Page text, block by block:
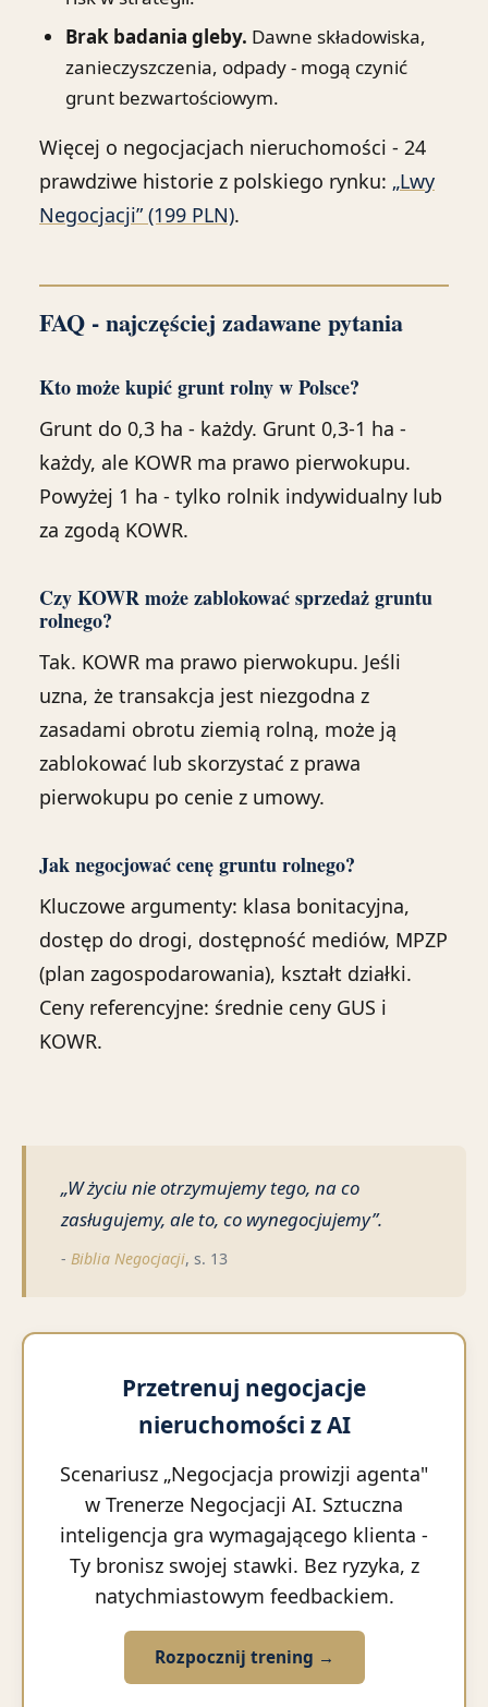
Brak badania gleby. Dawne składowiska,
zanieczyszczenia, odpady - mogą czynić
grunt bezwartościowym.
Więcej o negocjacjach nieruchomości - 24
prawdziwe historie z polskiego rynku: „Lwy
Negocjacji” (199 PLN).
FAQ - najczęściej zadawane pytania
Kto może kupić grunt rolny w Polsce?
Grunt do 0,3 ha - każdy. Grunt 0,3-1 ha -
każdy, ale KOWR ma prawo pierwokupu.
Powyżej 1 ha - tylko rolnik indywidualny lub
za zgodą KOWR.
Czy KOWR może zablokować sprzedaż gruntu
rolnego?
Tak. KOWR ma prawo pierwokupu. Jeśli
uzna, że transakcja jest niezgodna z
zasadami obrotu ziemią rolną, może ją
zablokować lub skorzystać z prawa
pierwokupu po cenie z umowy.
Jak negocjować cenę gruntu rolnego?
Kluczowe argumenty: klasa bonitacyjna,
dostęp do drogi, dostępność mediów, MPZP
(plan zagospodarowania), kształt działki.
Ceny referencyjne: średnie ceny GUS i
KOWR.
„W życiu nie otrzymujemy tego, na co
zasługujemy, ale to, co wynegocjujemy”.
- Biblia Negocjacji, s. 13
Przetrenuj negocjacje
nieruchomości z AI
Scenariusz „Negocjacja prowizji agenta"
w Trenerze Negocjacji AI. Sztuczna
inteligencja gra wymagającego klienta -
Ty bronisz swojej stawki. Bez ryzyka, z
natychmiastowym feedbackiem.
Rozpocznij trening →